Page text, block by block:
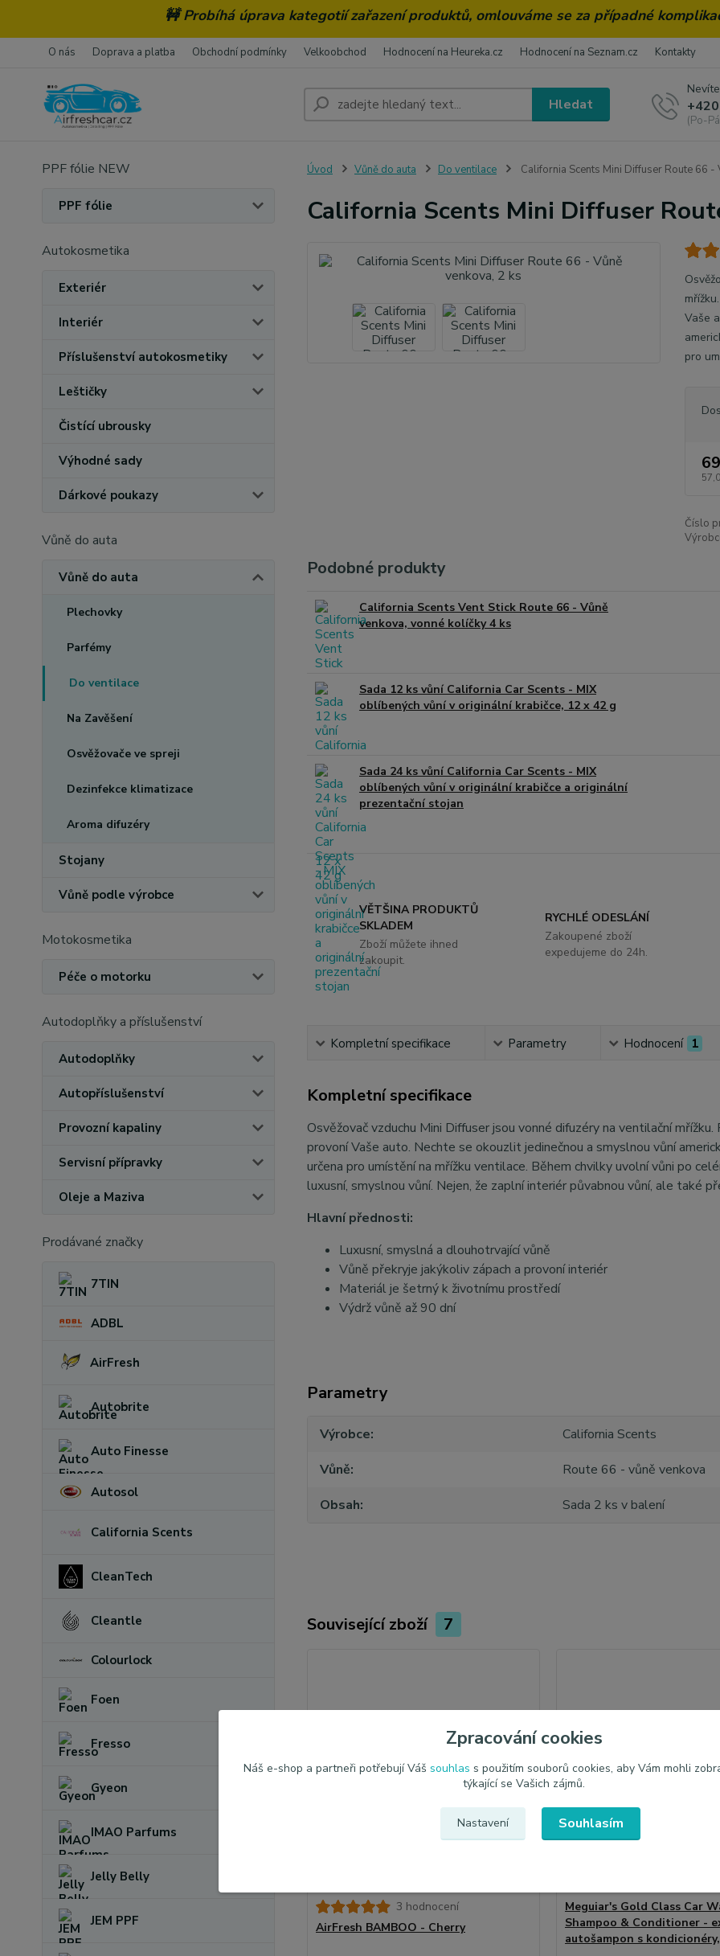
🚧 Probíhá úprava kategotií zařazení produktů, omlouváme se za případné
O nás Doprava a platba Obchodní podmínky Velkoobchod Hodnocení na Heureka.cz Hodnocení na Seznam.cz Kontakty
Hledat
(Po-
PPF fólie NEW
PPF fólie
Autokosmetika
Exteriér
Interiér
Příslušenství autokosmetiky
Leštičky
Čistící ubrousky
Výhodné sady
Dárkové poukazy
Vůně do auta
Vůně do auta
Plechovky
Parfémy
Do ventilace
Na Zavěšení
Osvěžovače ve spreji
Dezinfekce klimatizace
Aroma difuzéry
Stojany
Vůně podle výrobce
Motokosmetika
Péče o motorku
Autodoplňky a příslušenství
Autodoplňky
Autopříslušenství
Provozní kapaliny
Servisní přípravky
Oleje a Maziva
Prodávané značky
7TIN
ADBL
AirFresh
Autobrite
Auto Finesse
Autosol
California Scents
CleanTech
Cleantle
Colourlock
Foen
Fresso
Gyeon
IMAO Parfums
Jelly Belly
JEM PPF
Úvod Vůně do auta Do ventilace California Scents Mini Diffuser Route 66 -
California Scents Mini Diffuser
Vaše
pro
Číslo
Podobné produkty
California Scents Vent Stick Route 66 - Vůně
venkova, vonné kolíčky 4 ks
Sada 12 ks vůní California Car Scents - MIX
oblíbených vůní v originální krabičce, 12 x 42 g
Sada 24 ks vůní California Car Scents - MIX
oblíbených vůní v originální krabičce a originální
prezentační stojan
VĚTŠINA PRODUKTŮ
SKLADEM
Zboží můžete ihned
zakoupit.
RYCHLÉ ODESLÁNÍ
Zakoupené zboží
expedujeme do 24h.
Kompletní specifikace Parametry Hodnocení 1
Kompletní specifikace
Osvěžovač vzduchu Mini Diffuser jsou vonné difuzéry na ventilační
provoní Vaše auto. Nechte se okouzlit jedinečnou a smyslnou vůní
určena pro umístění na mřížku ventilace. Během chvilky uvolní vůni po
luxusní, smyslnou vůní. Nejen, že zaplní interiér půvabnou vůní, ale také
Hlavní přednosti:
Luxusní, smyslná a dlouhotrvající vůně
Vůně překryje jakýkoliv zápach a provoní interiér
Materiál je šetrný k životnímu prostředí
Výdrž vůně až 90 dní
Parametry
Výrobce
California Scents
Vůně
Route 66 - vůně venkova
Obsah
Sada 2 ks v balení
Související zboží 7
3 hodnocení
AirFresh BAMBOO - Cherry
Meguiar's Gold Class Car
Shampoo & Conditioner -
autošampon s
Zpracování cookies
Náš e-shop a partneři potřebují Váš souhlas s použitím souborů cookies, aby Vám mohli
týkající se Vašich zájmů.
Nastavení Souhlasím